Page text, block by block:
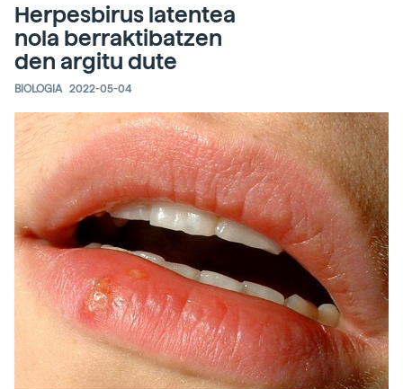
Herpesbirus latentea
nola berraktibatzen
den argitu dute
BIOLOGIA 2022-05-04